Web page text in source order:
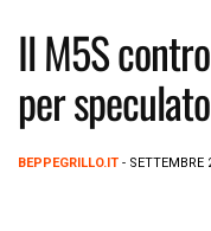
Il M5S
per
BEPPEGRILLO.IT - SETTEMBRE